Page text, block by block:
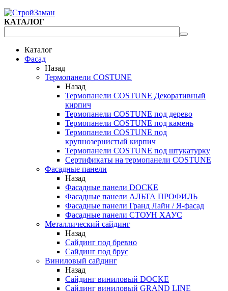
КАТАЛОГ
Каталог
Фасад
Назад
Термопанели COSTUNE
Назад
Термопанели COSTUNE Декоративный
кирпич
Термопанели COSTUNE под дерево
Термопанели COSTUNE под камень
Термопанели COSTUNE под
крупнозернистый кирпич
Термопанели COSTUNE под штукатурку
Сертификаты на термопанели COSTUNE
Фасадные панели
Назад
Фасадные панели DOCKE
Фасадные панели АЛЬТА ПРОФИЛЬ
Фасадные панели Гранд Лайн / Я-фасад
Фасадные панели СТОУН ХАУС
Металлический сайдинг
Назад
Сайдинг под бревно
Сайдинг под брус
Виниловый сайдинг
Назад
Сайдинг виниловый DOCKE
Сайдинг виниловый GRAND LINE